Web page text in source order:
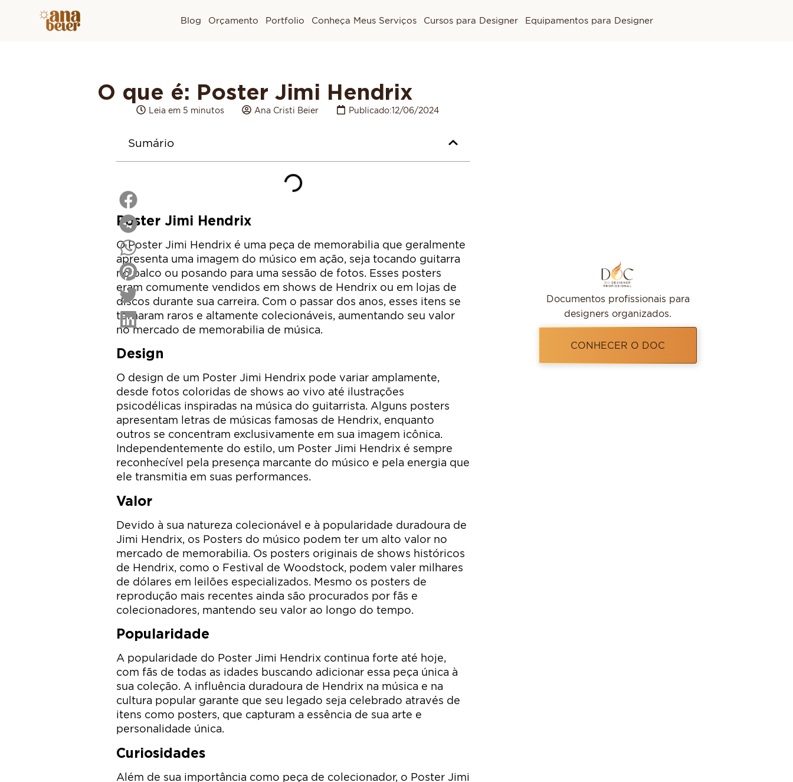
Blog Orçamento Portfolio Conheça Meus Serviços Cursos para Designer Equipamentos para Designer
O que é: Poster Jimi Hendrix
Leia em 5 minutos Ana Cristi Beier Publicado:12/06/2024
Sumário
Poster Jimi Hendrix
O Poster Jimi Hendrix é uma peça de memorabilia que geralmente
apresenta uma imagem do músico em ação, seja tocando guitarra
no palco ou posando para uma sessão de fotos. Esses posters
eram comumente vendidos em shows de Hendrix ou em lojas de
discos durante sua carreira. Com o passar dos anos, esses itens se
tornaram raros e altamente colecionáveis, aumentando seu valor
no mercado de memorabilia de música.
Design
O design de um Poster Jimi Hendrix pode variar amplamente,
desde fotos coloridas de shows ao vivo até ilustrações
psicodélicas inspiradas na música do guitarrista. Alguns posters
apresentam letras de músicas famosas de Hendrix, enquanto
outros se concentram exclusivamente em sua imagem icônica.
Independentemente do estilo, um Poster Jimi Hendrix é sempre
reconhecível pela presença marcante do músico e pela energia que
ele transmitia em suas performances.
Valor
Devido à sua natureza colecionável e à popularidade duradoura de
Jimi Hendrix, os Posters do músico podem ter um alto valor no
mercado de memorabilia. Os posters originais de shows históricos
de Hendrix, como o Festival de Woodstock, podem valer milhares
de dólares em leilões especializados. Mesmo os posters de
reprodução mais recentes ainda são procurados por fãs e
colecionadores, mantendo seu valor ao longo do tempo.
Popularidade
A popularidade do Poster Jimi Hendrix continua forte até hoje,
com fãs de todas as idades buscando adicionar essa peça única à
sua coleção. A influência duradoura de Hendrix na música e na
cultura popular garante que seu legado seja celebrado através de
itens como posters, que capturam a essência de sua arte e
personalidade única.
Curiosidades
Além de sua importância como peça de colecionador, o Poster Jimi
Documentos profissionais para
designers organizados.
CONHECER O DOC